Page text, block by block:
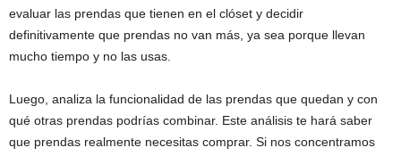
evaluar las prendas que tienen en el clóset y decidir
definitivamente que prendas no van más, ya sea porque llevan
mucho tiempo y no las usas.
Luego, analiza la funcionalidad de las prendas que quedan y con
qué otras prendas podrías combinar. Este análisis te hará saber
que prendas realmente necesitas comprar. Si nos concentramos